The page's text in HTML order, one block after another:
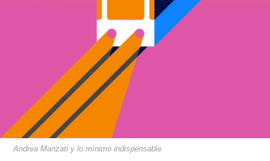
Andrea Manzati y lo mínimo indispensable